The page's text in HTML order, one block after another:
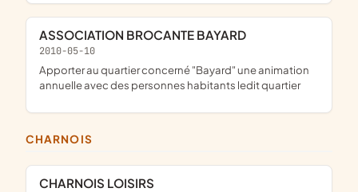
ASSOCIATION BROCANTE BAYARD
2010-05-10
apporter au quartier concerné "Bayard" une animation
annuelle avec des personnes habitants ledit quartier
CHARNOIS
CHARNOIS LOISIRS